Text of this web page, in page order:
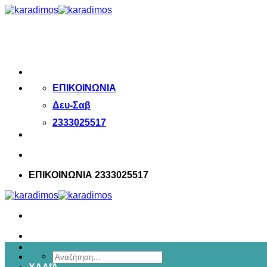
Μετάβαση
ΕΠΙΚΟΙΝΩΝΙΑ
Δευ-Σαβ
2333025517
ΕΠΙΚΟΙΝΩΝΙΑ 2333025517
Αναζήτηση